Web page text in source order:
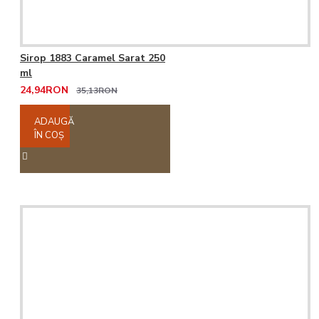
Sirop 1883 Caramel Sarat 250
ml
24,94RON
35,13RON
ADAUGĂ
ÎN COŞ